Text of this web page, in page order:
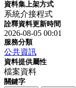
資料集上架方式
系統介接程式
詮釋資料更新時間
2026-08-05 00:01
服務分類
公共資訊
資料提供屬性
檔案資料
關鍵字